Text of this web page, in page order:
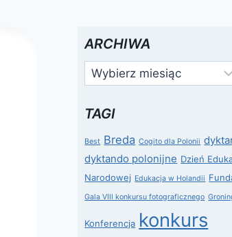
ARCHIWA
Archiwa
TAGI
Best Breda Cogito dla Polonii
dyktando polonijne Dzień
Narodowej Edukacja w Holandii
Gala VIII konkursu fotograficznego
Konferencja konkurs